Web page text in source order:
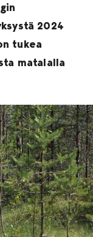
2024
tukea
matalalla